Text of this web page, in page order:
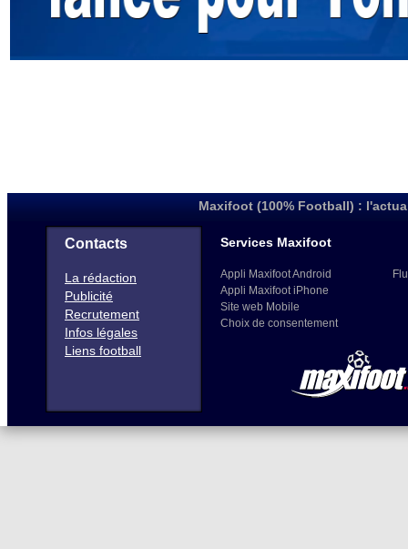
Maxifoot (100% Football) :
Contacts
La rédaction
Publicité
Recrutement
Infos légales
Liens football
Services Maxifoot
Appli Maxifoot Android
Appli Maxifoot iPhone
Site web Mobile
Choix de consentement